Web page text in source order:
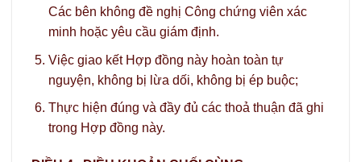
Các bên không đề nghị Công chứng viên xác
minh hoặc yêu cầu giám định.
Việc giao kết Hợp đồng này hoàn toàn tự
nguyện, không bị lừa dối, không bị ép buộc;
Thực hiện đúng và đầy đủ các thoả thuận đã ghi
trong Hợp đồng này.